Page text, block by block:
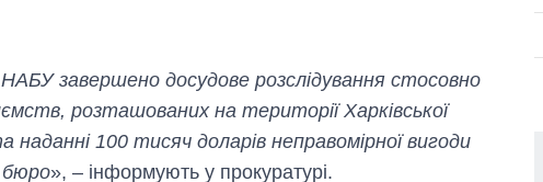
завершено досудове розслідування стосовно
розташованих на території Харківської
наданні 100 тисяч доларів неправомірної вигоди
бюро», – інформують у прокуратурі.